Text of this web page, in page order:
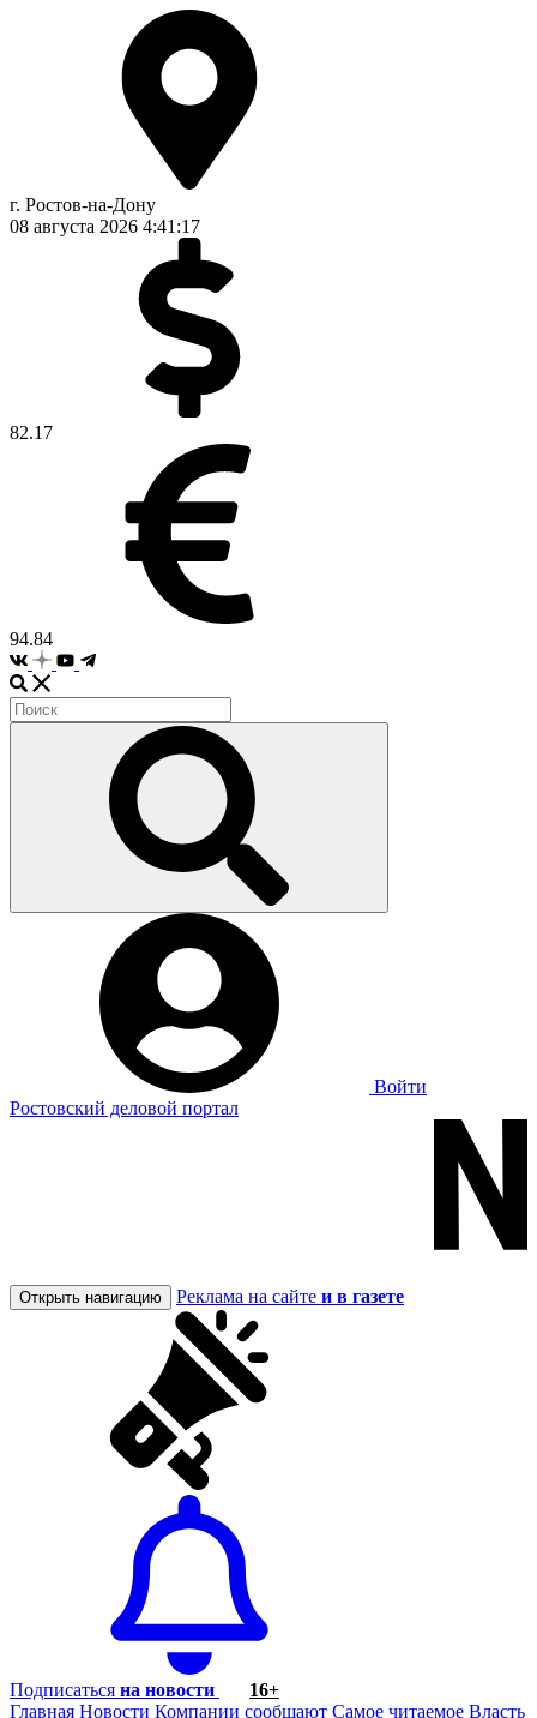
г. Ростов-на-Дону
08 августа 2026 4:41:18
82.17
94.84
Войти
Ростовский деловой портал
Открыть навигацию Реклама на сайте и в газете
Подписаться на новости
16+
Главная Новости Компании сообщают Самое читаемое Власть